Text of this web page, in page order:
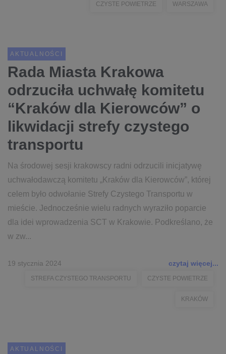
CZYSTE POWIETRZE WARSZAWA
AKTUALNOŚCI
Rada Miasta Krakowa
odrzuciła uchwałę komitetu
“Kraków dla Kierowców” o
likwidacji strefy czystego
transportu
Na środowej sesji krakowscy radni odrzucili inicjatywę
uchwałodawczą komitetu „Kraków dla Kierowców”, której
celem było odwołanie Strefy Czystego Transportu w
mieście. Jednocześnie wielu radnych wyraziło poparcie
dla idei wprowadzenia SCT w Krakowie. Podkreślano, że
w zw...
19 stycznia 2024 czytaj więcej...
STREFA CZYSTEGO TRANSPORTU CZYSTE POWIETRZE
KRAKÓW
AKTUALNOŚCI